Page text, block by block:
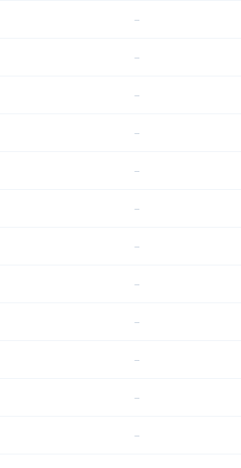
–
–
–
–
–
–
–
–
–
–
–
–